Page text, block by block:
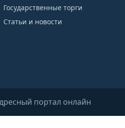
Государственные торги
Статьи и новости
портал онлайн